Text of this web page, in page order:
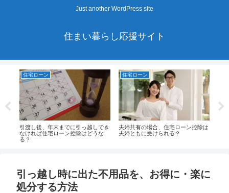
Just another WordPress site
住まい暮らし応援サイト
住宅ローン
引渡し後、年末までに引っ越しでき
なければ住宅ローン控除はどうな
る？
住宅ローン
夫婦共有の場合、住宅ローン控除は
夫婦ともに受けられる？
引っ越し時に出た不用品を、お得に・楽に
処分する方法